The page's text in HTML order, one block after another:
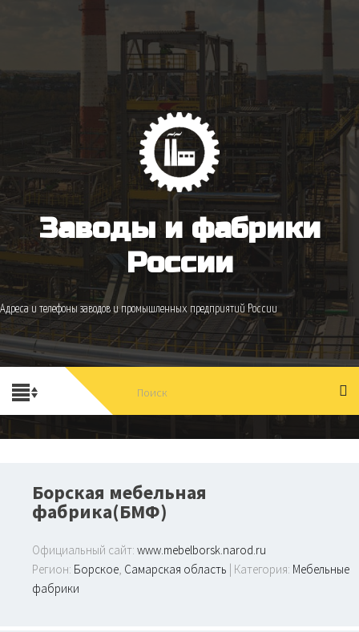
Заводы и фабрики
России
Адреса и телефоны заводов и промышленных предприятий России
Борская мебельная
фабрика(БМФ)
Официальный сайт: www.mebelborsk.narod.ru
Регион: Борское, Самарская область | Категория: Мебельные
фабрики